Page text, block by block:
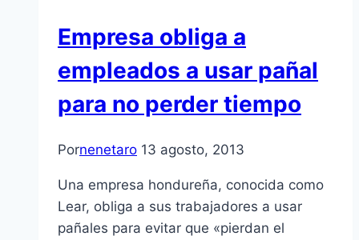
Empresa obliga a
empleados a usar pañal
para no perder tiempo
Pornenetaro 13 agosto, 2013
Una empresa hondureña, conocida como
Lear, obliga a sus trabajadores a usar
pañales para evitar que «pierdan el